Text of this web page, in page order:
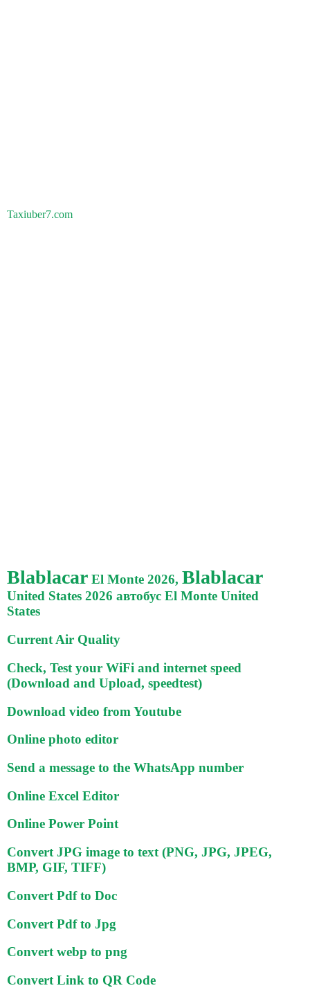
Taxiuber7.com
Blablacar El Monte 2026, Blablacar
United States 2026 автобус El Monte United
States
Current Air Quality
Check, Test your WiFi and internet speed
(Download and Upload, speedtest)
Download video from Youtube
Online photo editor
Send a message to the WhatsApp number
Online Excel Editor
Online Power Point
Convert JPG image to text (PNG, JPG, JPEG,
BMP, GIF, TIFF)
Convert Pdf to Doc
Convert Pdf to Jpg
Convert webp to png
Convert Link to QR Code